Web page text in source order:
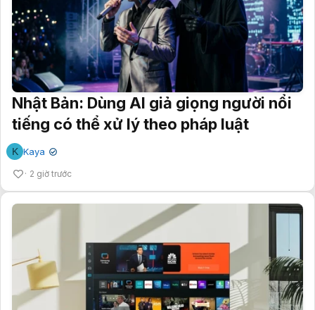
Nhật Bản: Dùng AI giả giọng người nổi
tiếng có thể xử lý theo pháp luật
K Kaya ✔
2 giờ trước